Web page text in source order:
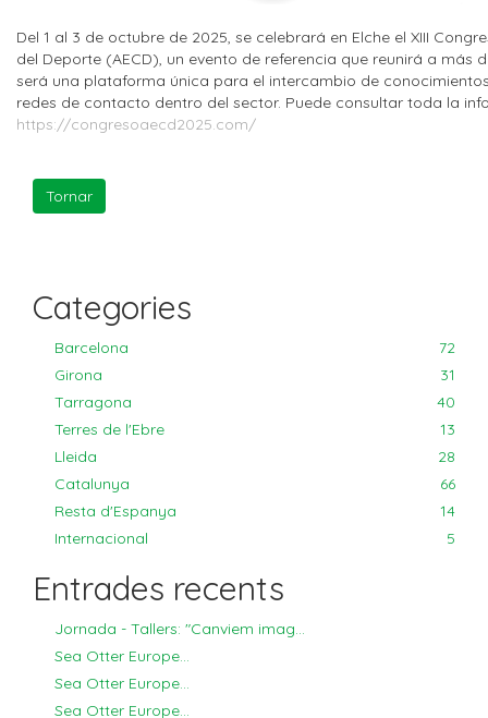
Del 1 al 3 de octubre de 2025, se celebrará en Elche el XIII
del Deporte (AECD), un evento de referencia que reunirá a
será una plataforma única para el intercambio de
redes de contacto dentro del sector. Puede consultar toda la
https://congresoaecd2025.com/
Categories
Barcelona
72
Girona
31
Tarragona
40
Terres de l'Ebre
13
Lleida
28
Catalunya
66
Resta d'Espanya
14
Internacional
5
Entrades recents
Jornada - Tallers: "Canviem imag...
Sea Otter Europe...
Sea Otter Europe...
Sea Otter Europe...